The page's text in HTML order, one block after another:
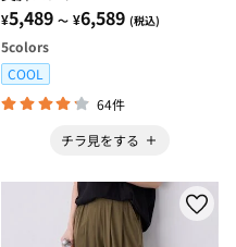
¥5,489 ～ ¥6,589 (税込)
5colors
COOL
64件
チラ見をする